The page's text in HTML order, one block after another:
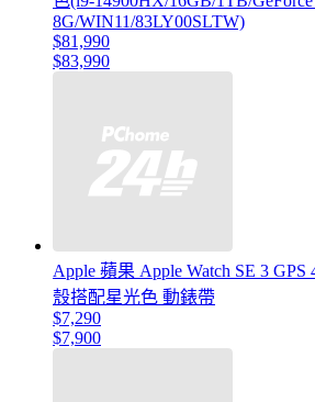
8G/WIN11/83LY00SLTW)
$81,990
$83,990
Apple 蘋果 Apple Watch SE 3
殼搭配星光色 動錶帶
$7,290
$7,900